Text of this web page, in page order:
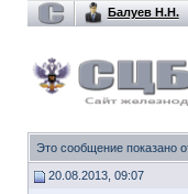
Балуев Н.Н.
Это сообщение показано
20.08.2013, 09:07